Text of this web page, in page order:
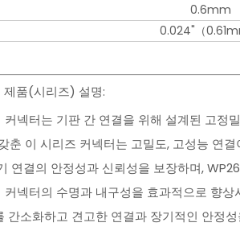
0.6mm
0.024"（
품(시리즈) 설명:
넥터는 기판 간 연결을 위해 설계된 고정
이 시리즈 커넥터는 고밀도, 고성능 연
연결의 안정성과 신뢰성을 보장하며,
넥터의 수명과 내구성을 효과적으로 향
소화하고 견고한 연결과 장기적인 안정